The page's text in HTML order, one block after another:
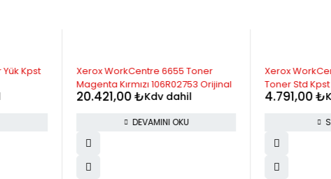
Kpst
STOK YOK
Xerox WorkCentre 6655 Toner
Magenta Kırmızı 106R02753 Orijinal
20.421,00₺Kdv dahil
DEVAMINI OKU
Xerox
Toner Std Kpst
4.791,00₺